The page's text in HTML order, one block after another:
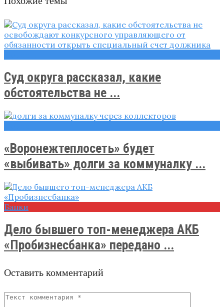
Суд округа рассказал, какие
обстоятельства не ...
«Воронежтеплосеть» будет
«выбивать» долги за коммуналку ...
Банки
Дело бывшего топ-менеджера АКБ
«Пробизнесбанка» передано ...
Оставить комментарий